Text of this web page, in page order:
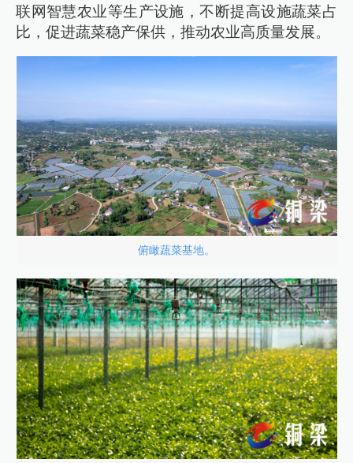
联网智慧农业等生产设施，不断提高设施蔬菜占
比，促进蔬菜稳产保供，推动农业高质量发展。
俯瞰蔬菜基地。